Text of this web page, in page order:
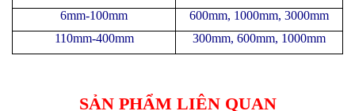
6mm-100mm
600mm, 1000mm, 3000mm
110mm-400mm
300mm, 600mm, 1000mm
SẢN PHẨM LIÊN QUAN